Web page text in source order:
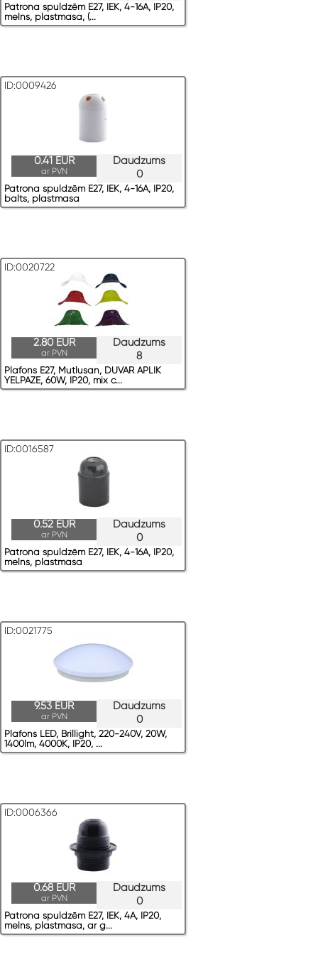
Patrona spuldzēm E27, IEK, 4-16A, IP20,
melns, plastmasa, (...
ID:0009426
Daudzums
0
0.41 EUR
ar PVN
Patrona spuldzēm E27, IEK, 4-16A, IP20,
balts, plastmasa
ID:0020722
Daudzums
8
2.80 EUR
ar PVN
Plafons E27, Mutlusan, DUVAR APLIK
YELPAZE, 60W, IP20, mix c...
ID:0016587
Daudzums
0
0.52 EUR
ar PVN
Patrona spuldzēm E27, IEK, 4-16A, IP20,
melns, plastmasa
ID:0021775
Daudzums
0
9.53 EUR
ar PVN
Plafons LED, Brillight, 220-240V, 20W,
1400lm, 4000K, IP20, ...
ID:0006366
Daudzums
0
0.68 EUR
ar PVN
Patrona spuldzēm E27, IEK, 4A, IP20,
melns, plastmasa, ar g...